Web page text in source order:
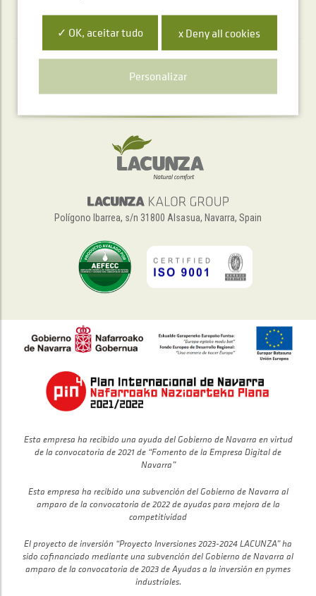
+34 948 563 511
Polígono Ibarrea, s/n 31800 Alsasua, Navarra, Spain
Esta empresa ha recibido una ayuda del Gobierno de Navarra en virtud
de la convocatoria de 2021 de “Fomento de la Empresa Digital de
Navarra”
Esta empresa ha recibido una subvención del Gobierno de Navarra al
amparo de la convocatoria de 2022 de ayudas para mejora de la
competitividad
El proyecto de inversión “Proyecto Inversiones 2023-2024 LACUNZA” ha
sido cofinanciado mediante una subvención del Gobierno de Navarra al
amparo de la convocatoria de 2023 de Ayudas a la inversión en pymes
industriales.
✓ OK, aceitar tudo x Deny all cookies
Personalizar